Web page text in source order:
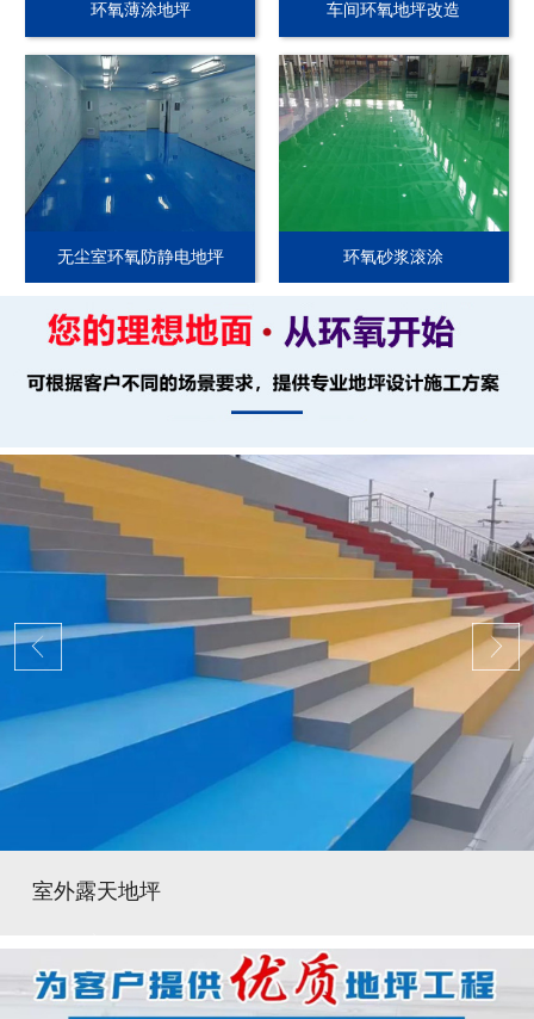
环氧薄涂地坪 车间环氧地坪改造
无尘室环氧防静电地坪 环氧砂浆滚涂
室外露天地坪